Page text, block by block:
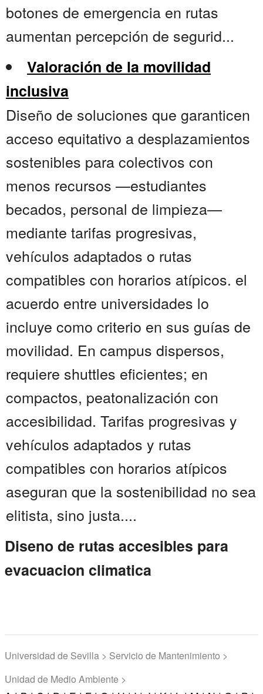
botones de emergencia en rutas
aumentan percepción de segurid...
Valoración de la movilidad
inclusiva
Diseño de soluciones que garanticen
acceso equitativo a desplazamientos
sostenibles para colectivos con
menos recursos —estudiantes
becados, personal de limpieza—
mediante tarifas progresivas,
vehículos adaptados o rutas
compatibles con horarios atípicos. el
acuerdo entre universidades lo
incluye como criterio en sus guías de
movilidad. En campus dispersos,
requiere shuttles eficientes; en
compactos, peatonalización con
accesibilidad. Tarifas progresivas y
vehículos adaptados y rutas
compatibles con horarios atípicos
aseguran que la sostenibilidad no sea
elitista, sino justa....
Diseno de rutas accesibles para
evacuacion climatica
Universidad de Sevilla > Servicio de Mantenimiento >
Unidad de Medio Ambiente >